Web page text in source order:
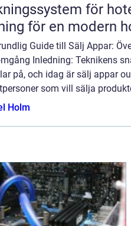
för hotell – så väljer du
för en modern
Guide till Sälj Appar:
Inledning: Teknikens
på, och idag är sälj appar
som vill sälja
Holm